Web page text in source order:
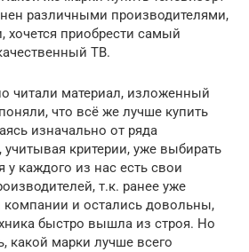
различными производителями,
приобрести самый
ТВ.
читали материал, изложенный
что всё же лучше купить
изначально от ряда
учитывая критерии, уже выбирать
каждого из нас есть свои
т.к. ранее уже
компании и остались довольны,
быстро вышла из строя. Но
какой марки лучше всего